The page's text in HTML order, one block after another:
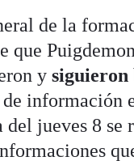
de la
que
ysiguieron
de
jueves 8 se